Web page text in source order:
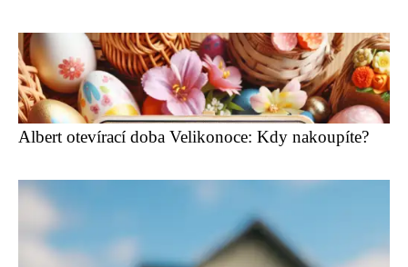
Albert otevírací doba Velikonoce: Kdy nakoupíte?